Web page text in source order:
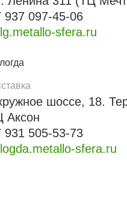
937 097-45-06
sfera.ru
шоссе, 18.
Аксон
931 505-53-73
sfera.ru